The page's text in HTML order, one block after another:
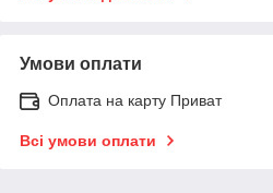
Умови оплати
Оплата на карту Приват
Всі умови оплати